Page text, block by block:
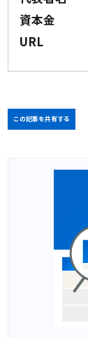
資本金
URL
この記事を共有する